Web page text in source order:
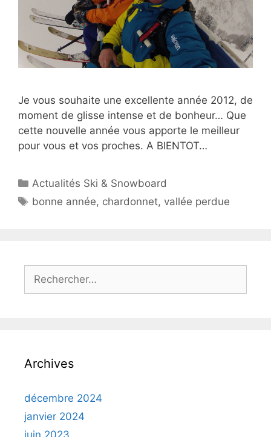
Je vous souhaite une excellente année 2012, de
moment de glisse intense et de bonheur… Que
cette nouvelle année vous apporte le meilleur
pour vous et vos proches. A BIENTOT…
Catégories
Actualités Ski & Snowboard
Étiquettes
bonne année, chardonnet, vallée perdue
Rechercher :
Archives
décembre 2024
janvier 2024
juin 2023